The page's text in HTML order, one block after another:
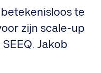
te
zijn scale-up
Jakob